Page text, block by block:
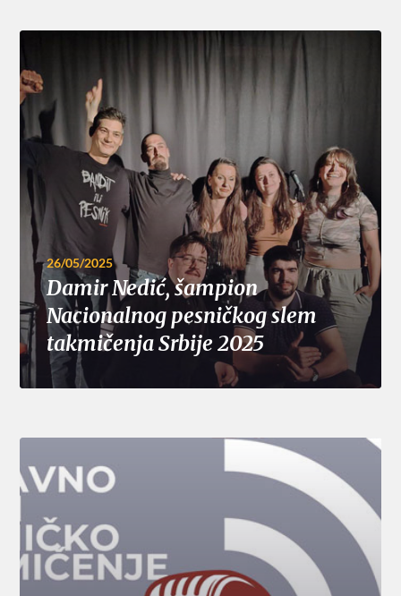
26/05/2025
Damir Nedić, šampion
Nacionalnog pesničkog slem
takmičenja Srbije 2025